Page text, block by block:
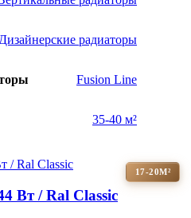
Дизайнерские радиаторы
Fusion Line
35-40 м²
17-20М²
Вт / Ral Classic